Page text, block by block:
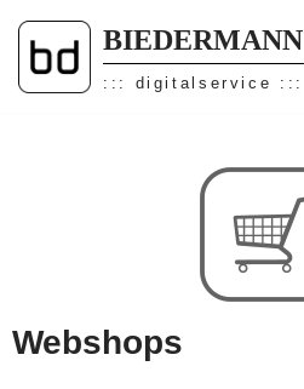
Zum
Inhalt
BIEDERMANN
::: digitalservice :::
Webshops